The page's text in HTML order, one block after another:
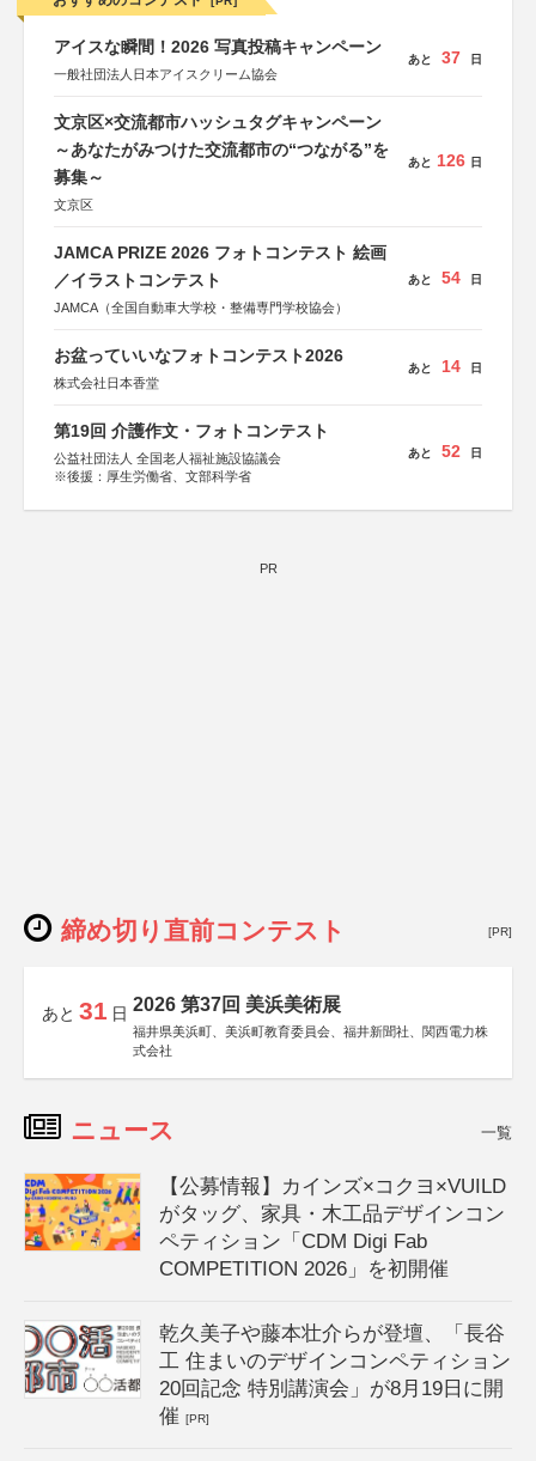
アイスな瞬間！2026 写真投稿キャンペーン
一般社団法人日本アイスクリーム協会
あと 37 日
文京区×交流都市ハッシュタグキャンペーン
～あなたがみつけた交流都市の“つながる”を
募集～
文京区
あと 126 日
JAMCA PRIZE 2026 フォトコンテスト 絵画
／イラストコンテスト
JAMCA（全国自動車大学校・整備専門学校協会）
あと 54 日
お盆っていいなフォトコンテスト2026
株式会社日本香堂
あと 14 日
第19回 介護作文・フォトコンテスト
公益社団法人 全国老人福祉施設協議会
※後援：厚生労働省、文部科学省
あと 52 日
PR
締め切り直前コンテスト [PR]
あと 31 日 2026 第37回 美浜美術展
福井県美浜町、美浜町教育委員会、福井新聞社、関西電力株
式会社
ニュース 一覧
【公募情報】カインズ×コクヨ×VUILD
がタッグ、家具・木工品デザインコン
ペティション「CDM Digi Fab
COMPETITION 2026」を初開催
乾久美子や藤本壮介らが登壇、「長谷
工 住まいのデザインコンペティション
20回記念 特別講演会」が8月19日に開
催[PR]